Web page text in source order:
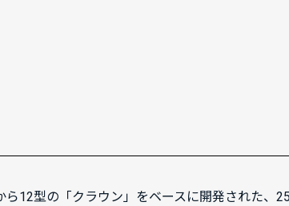
12型の「クラウン」をベースに開発された、